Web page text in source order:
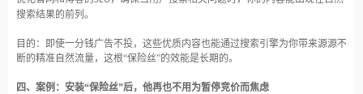
搜索结果的前列。
目的：即使一分钱广告不投，这些优质内容也能通过搜索引擎为你带来源源不
断的精准自然流量，这根“保险丝”的效能是长期的。
四、案例：安装“保险丝”后，他再也不用为暂停竞价而焦虑